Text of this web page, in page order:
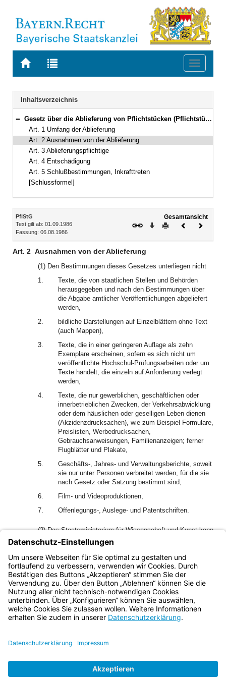
Zur
BAYERN.RECHT
Zur
letzten
Suche
Toggle
Navigation
Inhaltsverzeichnis
Bereich reduzieren
Gesetz über die Ablieferung von Pflichtstücken (Pflichtstückegesetz – PflStG) Vom 6. August 1986 (GVBl. S. 216) BayRS 2240-1-WK (Art. 1–5)
Art. 1 Umfang der Ablieferung
Art. 2 Ausnahmen von der Ablieferung
Art. 3 Ablieferungspflichtige
Art. 4 Entschädigung
Art. 5 Schlußbestimmungen, Inkrafttreten
[Schlussformel]
Inhalt
PflStG
Text gilt ab: 01.09.1986
Fassung: 06.08.1986
Gesamtansicht
Download
DruckenVorheriges
Art. 2 Ausnahmen von der Ablieferung
(1) Den Bestimmungen dieses Gesetzes unterliegen nicht
1.
Texte, die von staatlichen Stellen und Behörden
herausgegeben und nach den Bestimmungen über
die Abgabe amtlicher Veröffentlichungen abgeliefert
werden,
2.
bildliche Darstellungen auf Einzelblättern ohne Text
(auch Mappen),
3.
Texte, die in einer geringeren Auflage als zehn
Exemplare erscheinen, sofern es sich nicht um
veröffentlichte Hochschul-Prüfungsarbeiten oder um
Texte handelt, die einzeln auf Anforderung verlegt
werden,
4.
Texte, die nur gewerblichen, geschäftlichen oder
innerbetrieblichen Zwecken, der Verkehrsabwicklung
oder dem häuslichen oder geselligen Leben dienen
(Akzidenzdrucksachen), wie zum Beispiel Formulare,
Preislisten, Werbedrucksachen,
Gebrauchsanweisungen, Familienanzeigen; ferner
Flugblätter und Plakate,
5.
Geschäfts-, Jahres- und Verwaltungsberichte, soweit
sie nur unter Personen verbreitet werden, für die sie
nach Gesetz oder Satzung bestimmt sind,
6.
Film- und Videoproduktionen,
7.
Offenlegungs-, Auslege- und Patentschriften.
(2) Das Staatsministerium für Wissenschaft und Kunst kann
weitere Gattungen von Texten von der Ablieferungspflicht
ausnehmen, wenn an deren Sammlung und
bibliographischer Aufzeichnung kein öffentliches Interesse
besteht.
Bayern.de
BayernPortal
Impressum